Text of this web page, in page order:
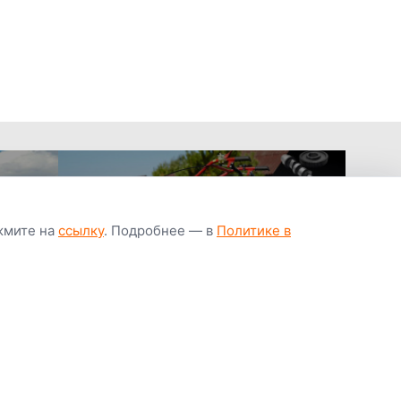
на ссылку. Подробнее — в Политике в